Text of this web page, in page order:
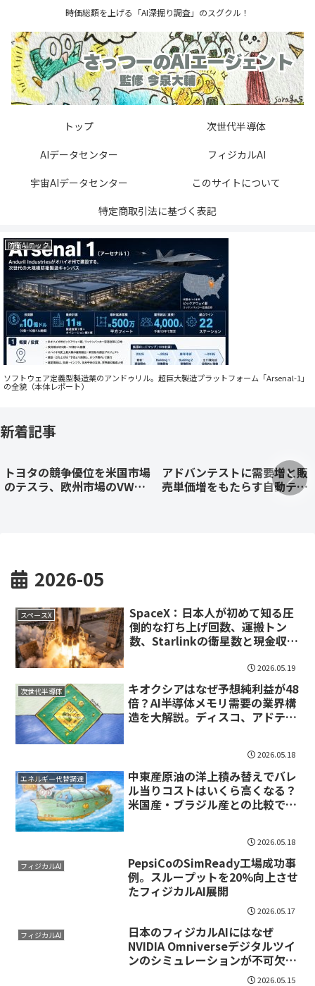
時価総額を上げる「AI深掘り調査」のスグクル！
トップ
次世代半導体
AIデータセンター
フィジカルAI
宇宙AIデータセンター
このサイトについて
特定商取引法に基づく表記
防衛AIテック
ソフトウェア定義型製造業のアンドゥリル。超巨大製造プラットフォーム「Arsenal-1」
の全貌（本体レポート）
新着記事
トヨタの競争優位を米国市場
のテスラ、欧州市場のVW、
アドバンテストに需要増と販
売単価増をもたらす自動テス
ト装置（ATE）の競争優位を
2026-05
スペースX
SpaceX：日本人が初めて知る圧
倒的な打ち上げ回数、運搬トン
数、Starlinkの衛星数と現金収
2026.05.19
次世代半導体
キオクシアはなぜ予想純利益が48
倍？AI半導体メモリ需要の業界構
造を大解説。ディスコ、アドテス
2026.05.18
エネルギー代替調達
中東産原油の洋上積み替えでバレ
ル当りコストはいくら高くなる？
米国産・ブラジル産との比較では
2026.05.18
フィジカルAI
PepsiCoのSimReady工場成功事
例。スループットを20%向上させ
たフィジカルAI展開
2026.05.17
フィジカルAI
日本のフィジカルAIにはなぜ
NVIDIA Omniverseデジタルツイ
ンのシミュレーションが不可欠な
のか？技術的に理解するためのレ
2026.05.15